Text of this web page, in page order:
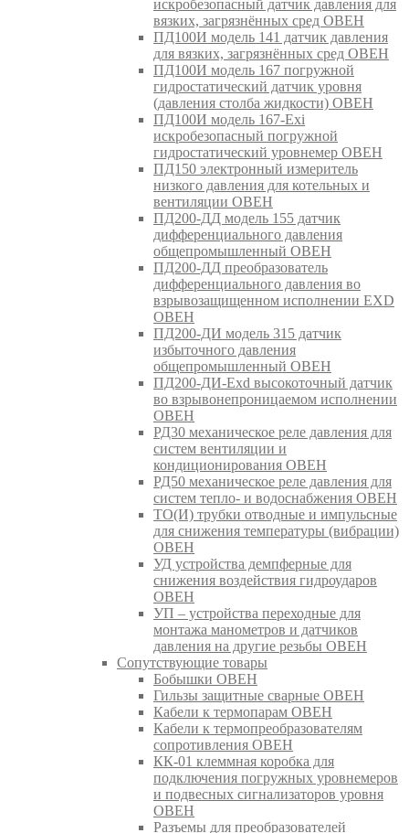
искробезопасный датчик давления для
вязких, загрязнённых сред ОВЕН
ПД100И модель 141 датчик давления
для вязких, загрязнённых сред ОВЕН
ПД100И модель 167 погружной
гидростатический датчик уровня
(давления столба жидкости) ОВЕН
ПД100И модель 167-Exi
искробезопасный погружной
гидростатический уровнемер ОВЕН
ПД150 электронный измеритель
низкого давления для котельных и
вентиляции ОВЕН
ПД200-ДД модель 155 датчик
дифференциального давления
общепромышленный ОВЕН
ПД200-ДД преобразователь
дифференциального давления во
взрывозащищенном исполнении EXD
ОВЕН
ПД200-ДИ модель 315 датчик
избыточного давления
общепромышленный ОВЕН
ПД200-ДИ-Exd высокоточный датчик
во взрывонепроницаемом исполнении
ОВЕН
РД30 механическое реле давления для
систем вентиляции и
кондиционирования ОВЕН
РД50 механическое реле давления для
систем тепло- и водоснабжения ОВЕН
ТО(И) трубки отводные и импульсные
для снижения температуры (вибрации)
ОВЕН
УД устройства демпферные для
снижения воздействия гидроударов
ОВЕН
УП – устройства переходные для
монтажа манометров и датчиков
давления на другие резьбы ОВЕН
Сопутствующие товары
Бобышки ОВЕН
Гильзы защитные сварные ОВЕН
Кабели к термопарам ОВЕН
Кабели к термопреобразователям
сопротивления ОВЕН
КК-01 клеммная коробка для
подключения погружных уровнемеров
и подвесных сигнализаторов уровня
ОВЕН
Разъемы для преобразователей